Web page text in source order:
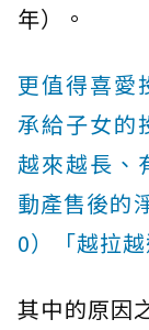
年）。
更值得喜愛
承給子女的
越來越長、
動產售後的
0）「越拉越
其中的原因